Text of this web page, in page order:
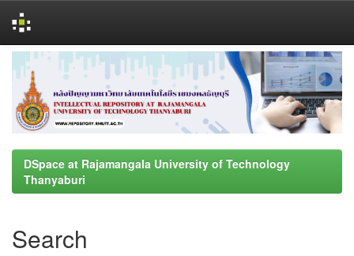
navigation
DSpace at Rajamangala University of Technology
Thanyaburi
Search